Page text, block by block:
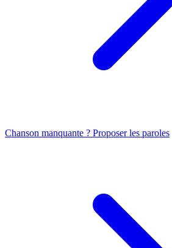
Chanson manquante ? Proposer les paroles